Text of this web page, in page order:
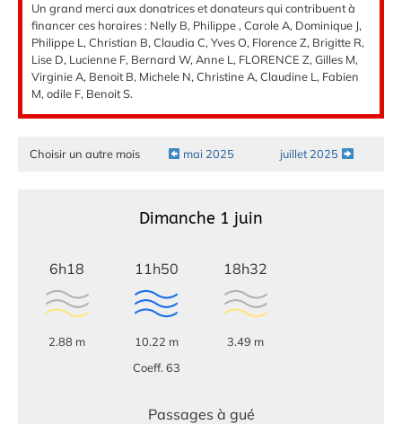
Un grand merci aux donatrices et donateurs qui contribuent à
financer ces horaires : Nelly B, Philippe , Carole A, Dominique J,
Philippe L, Christian B, Claudia C, Yves O, Florence Z, Brigitte R,
Lise D, Lucienne F, Bernard W, Anne L, FLORENCE Z, Gilles M,
Virginie A, Benoit B, Michele N, Christine A, Claudine L, Fabien
M, odile F, Benoit S.
Choisir un autre mois mai 2025 juillet 2025
Dimanche 1 juin
6h18
2.88 m
11h50
10.22 m
Coeff. 63
18h32
3.49 m
Passages à gué